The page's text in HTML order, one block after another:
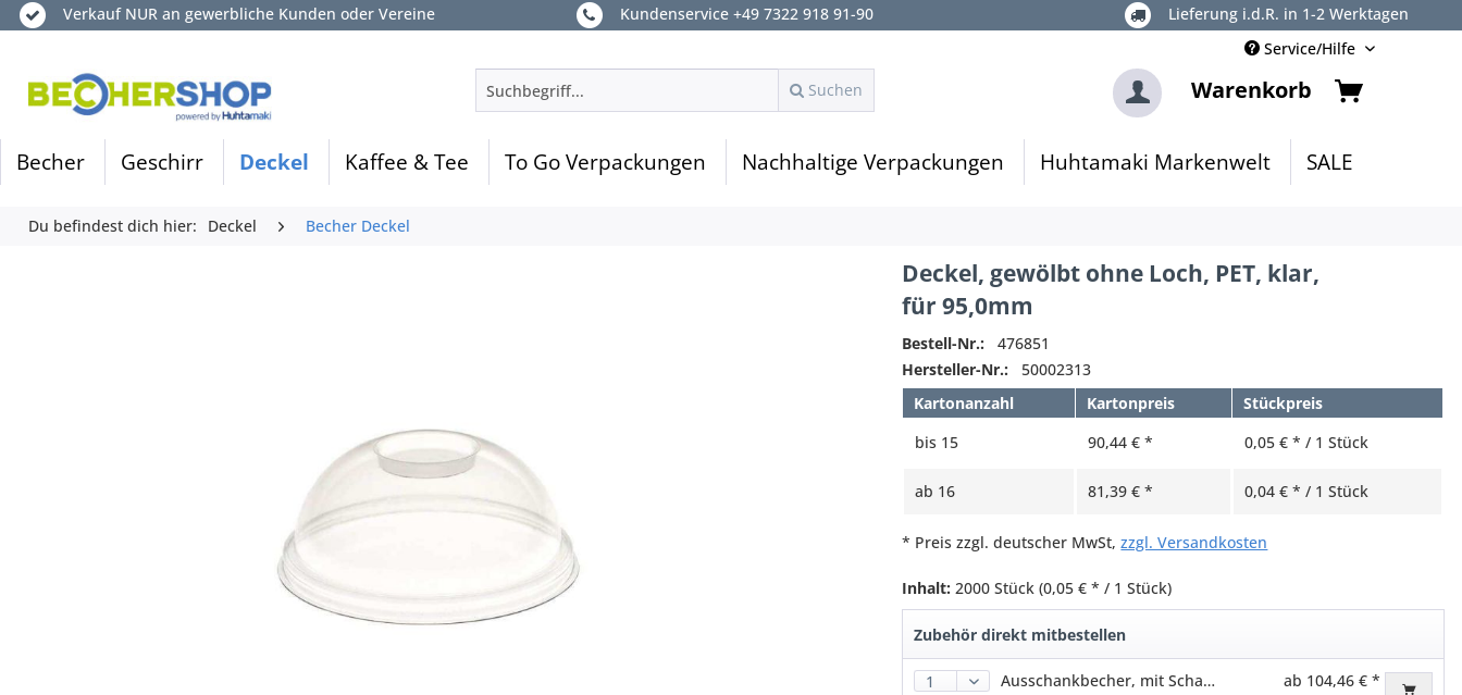
Verkauf NUR an gewerbliche Kunden oder Vereine Kundenservice +49 7322 918 91-90
Lieferung i.d.R. in 1-2 Werktagen
Service/Hilfe
Suchen
Warenkorb
Becher Geschirr Deckel Kaffee & Tee To Go Verpackungen Nachhaltige Verpackungen Huhtamaki Markenwelt SALE
Du befindest dich hier: Deckel Becher Deckel
Deckel, gewölbt ohne Loch, PET, klar,
für 95,0mm
Bestell-Nr.:
476851
Hersteller-Nr.:
50002313
Kartonanzahl
Kartonpreis
Stückpreis
bis 15 90,44 € * 0,05 € * / 1 Stück
ab 16 81,39 € * 0,04 € * / 1 Stück
* Preis zzgl. deutscher MwSt,zzgl. Versandkosten
Inhalt: 2000 Stück(0,05 € * / 1 Stück)
Zubehör direkt mitbestellen
Ausschankbecher, mit Schaumrand, PS, klar, 300ml (1.200 Stk.)
ab 104,46 € *